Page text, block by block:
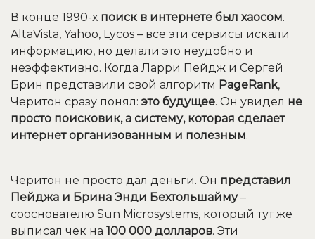
В конце 1990-х поиск в интернете был хаосом.
AltaVista, Yahoo, Lycos – все эти сервисы искали
информацию, но делали это неудобно и
неэффективно. Когда Ларри Пейдж и Сергей
Брин представили свой алгоритм PageRank,
Черитон сразу понял: это будущее. Он увидел не
просто поисковик, а систему, которая сделает
интернет организованным и полезным.
Черитон не просто дал деньги. Он представил
Пейджа и Брина Энди Бехтольшайму–
сооснователю Sun Microsystems, который тут же
выписал чек на 100 000 долларов. Эти